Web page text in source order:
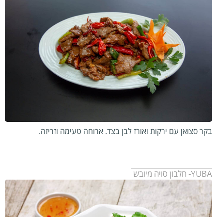
בקר סצואן עם ירקות ואורז לבן בצד. ארוחה טעימה וזריזה.
YUBA- חלבון סויה מיובש